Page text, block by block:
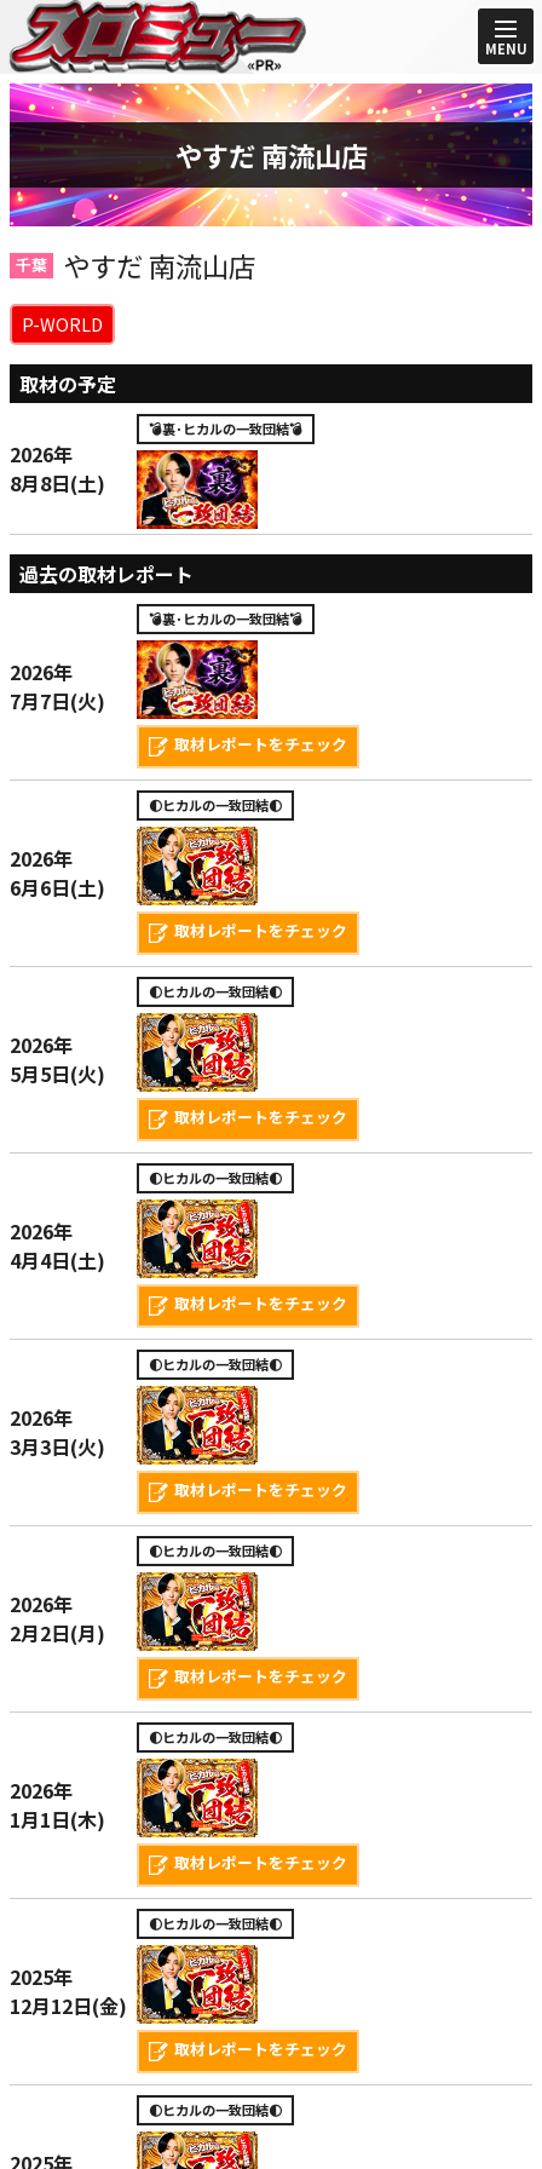
MENU
やすだ 南流山店
千葉 やすだ 南流山店
P-WORLD
取材の予定
2026年
8月8日(土)
💣裏･ヒカルの一致団結💣
過去の取材レポート
2026年
7月7日(火)
💣裏･ヒカルの一致団結💣
取材レポートをチェック
2026年
6月6日(土)
🌓ヒカルの一致団結🌓
取材レポートをチェック
2026年
5月5日(火)
🌓ヒカルの一致団結🌓
取材レポートをチェック
2026年
4月4日(土)
🌓ヒカルの一致団結🌓
取材レポートをチェック
2026年
3月3日(火)
🌓ヒカルの一致団結🌓
取材レポートをチェック
2026年
2月2日(月)
🌓ヒカルの一致団結🌓
取材レポートをチェック
2026年
1月1日(木)
🌓ヒカルの一致団結🌓
取材レポートをチェック
2025年
12月12日(金)
🌓ヒカルの一致団結🌓
取材レポートをチェック
2025年
🌓ヒカルの一致団結🌓